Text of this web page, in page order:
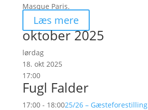
Masque Paris.
Læs mere
oktober 2025
lørdag
18. okt 2025
17:00
Fugl Falder
17:00 - 18:0025/26 – Gæsteforestilling